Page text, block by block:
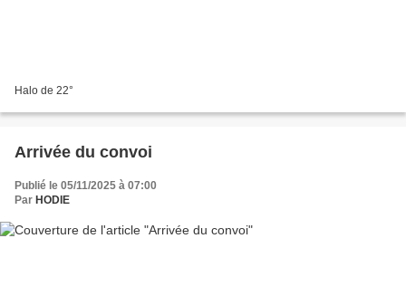
Halo de 22°
Arrivée du convoi
Publié le 05/11/2025 à 07:00
Par HODIE